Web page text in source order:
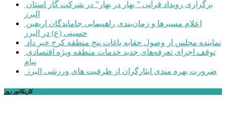
البرز
حسینی (ع) در البرز
نماینده مجلس از وصول حقابه باغات پنج منطقه کرج خبر داد
پیام
ضرورت بهره مندی ایثارگران از ظرفیت های ورزشی البرز
کاریکاتور روز